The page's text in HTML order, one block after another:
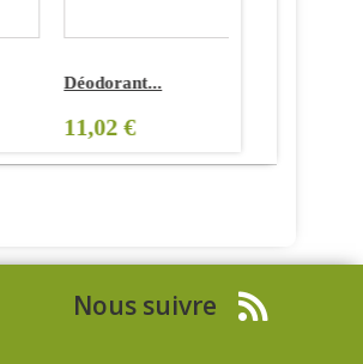
Déodorant...
11,02 €
Nous suivre